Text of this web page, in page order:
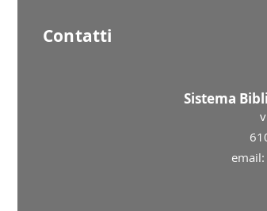
Contatti
Sistema